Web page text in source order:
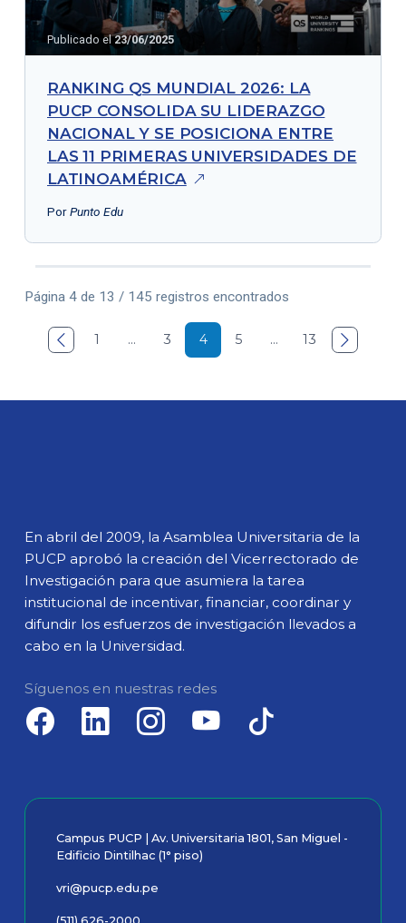
Publicado el23/06/2025
RANKING QS MUNDIAL 2026: LA
PUCP CONSOLIDA SU LIDERAZGO
NACIONAL Y SE POSICIONA ENTRE
LAS 11 PRIMERAS UNIVERSIDADES DE
LATINOAMÉRICA
PorPunto Edu
Página 4 de 13 / 145 registros encontrados
 1 … 3 4 5 … 13 
En abril del 2009, la Asamblea Universitaria de la
PUCP aprobó la creación del Vicerrectorado de
Investigación para que asumiera la tarea
institucional de incentivar, financiar, coordinar y
difundir los esfuerzos de investigación llevados a
cabo en la Universidad.
Síguenos en nuestras redes
Campus PUCP | Av. Universitaria 1801, San Miguel -
Edificio Dintilhac (1° piso)
vri@pucp.edu.pe
(511) 626-2000